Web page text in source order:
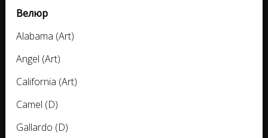
Велюр
Alabama (Art)
Angel (Art)
California (Art)
Camel (D)
Gallardo (D)